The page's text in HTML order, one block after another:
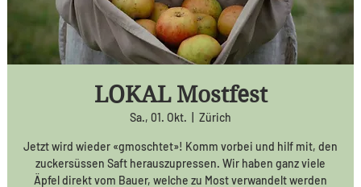
LOKAL Mostfest
Sa., 01. Okt. Zürich
Jetzt wird wieder «gmoschtet»! Komm vorbei und hilf mit, den
zuckersüssen Saft herauszupressen. Wir haben ganz viele
Äpfel direkt vom Bauer, welche zu Most verwandelt werden